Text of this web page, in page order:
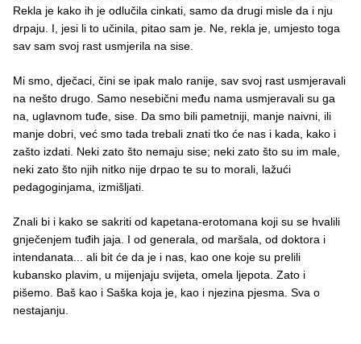
Rekla je kako ih je odlučila cinkati, samo da drugi misle da i nju
drpaju. I, jesi li to učinila, pitao sam je. Ne, rekla je, umjesto toga
sav sam svoj rast usmjerila na sise.
Mi smo, dječaci, čini se ipak malo ranije, sav svoj rast usmjeravali
na nešto drugo. Samo nesebični među nama usmjeravali su ga
na, uglavnom tuđe, sise. Da smo bili pametniji, manje naivni, ili
manje dobri, već smo tada trebali znati tko će nas i kada, kako i
zašto izdati. Neki zato što nemaju sise; neki zato što su im male,
neki zato što njih nitko nije drpao te su to morali, lažući
pedagoginjama, izmišljati.
Znali bi i kako se sakriti od kapetana-erotomana koji su se hvalili
gnječenjem tuđih jaja. I od generala, od maršala, od doktora i
intendanata... ali bit će da je i nas, kao one koje su prelili
kubansko plavim, u mijenjaju svijeta, omela ljepota. Zato i
pišemo. Baš kao i Saška koja je, kao i njezina pjesma. Sva o
nestajanju.